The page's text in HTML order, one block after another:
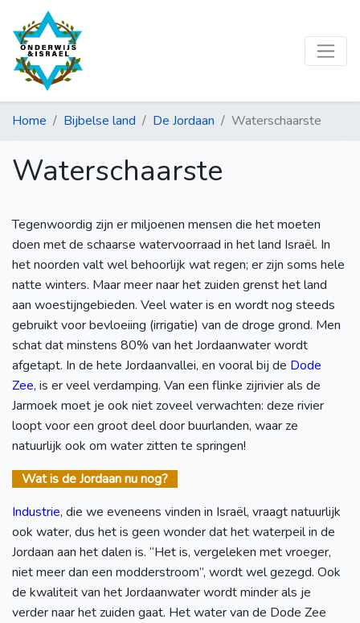
Home Bijbelse land De Jordaan Waterschaarste
Waterschaarste
Tegenwoordig zijn er miljoenen mensen die het moeten
doen met de schaarse watervoorraad in het land Israël. In
het noorden valt wel behoorlijk wat regen; er zijn soms hele
natte winters. Maar meer naar het zuiden grenst het land
aan woestijngebieden. Veel water is en wordt nog steeds
gebruikt voor bevloeiing (irrigatie) van de droge grond. Men
schat dat minstens 80% van het Jordaanwater wordt
afgetapt. In de hete Jordaanvallei, en vooral bij de Dode
Zee, is er veel verdamping. Van een flinke zijrivier als de
Jarmoek moet je ook niet zoveel verwachten: deze rivier
loopt voor een groot deel door buurlanden, waar ze
natuurlijk ook om water zitten te springen!
Wat is de Jordaan nu nog?
Industrie, die we eveneens vinden in Israël, vraagt natuurlijk
ook water, dus het is geen wonder dat het waterpeil in de
Jordaan aan het dalen is. “Het is, vergeleken met vroeger,
niet meer dan een modderstroom”, wordt wel gezegd. Ook
de kwaliteit van het Jordaanwater wordt minder als je
verder naar het zuiden gaat. Het water van de Dode Zee